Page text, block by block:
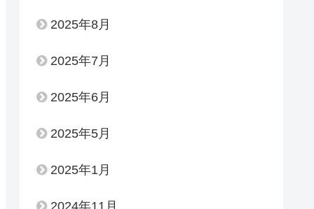
2025年8月
2025年7月
2025年6月
2025年5月
2025年1月